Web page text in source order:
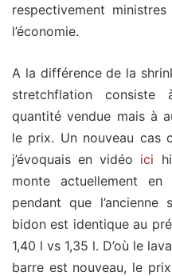
respectivement
l’économie.
A la différence de la
stretchflation consiste
quantité vendue mais à
le prix. Un nouveau cas
j’évoquais en vidéo ici
monte actuellement
pendant que l’ancienne
bidon est identique au
1,40 l vs 1,35 l. D’où le
barre est nouveau, le